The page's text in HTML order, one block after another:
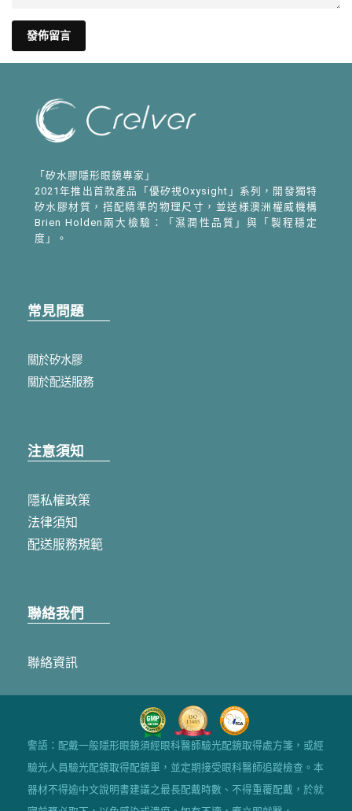
「矽水膠隱形眼鏡專家」
2021年推出首款產品「優矽視Oxysight」系列，開發獨特
矽水膠材質，搭配精準的物理尺寸，並送様澳洲權威機構
Brien Holden兩大檢驗：「濕潤性品質」與「製程穩定
度」。
常見問題
關於矽水膠
關於配送服務
注意須知
隱私權政策
法律須知
配送服務規範
聯絡我們
聯絡資訊
警語：配戴一般隱形眼鏡須經眼科醫師驗光配鏡取得處方箋，或經
驗光人員驗光配鏡取得配鏡單，並定期接受眼科醫師追蹤檢查。本
器材不得逾中文說明書建議之最長配戴時數、不得重覆配戴，於就